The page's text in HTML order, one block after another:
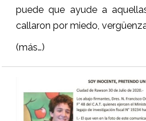
puede que ayude a
callaron por miedo,
(más…)